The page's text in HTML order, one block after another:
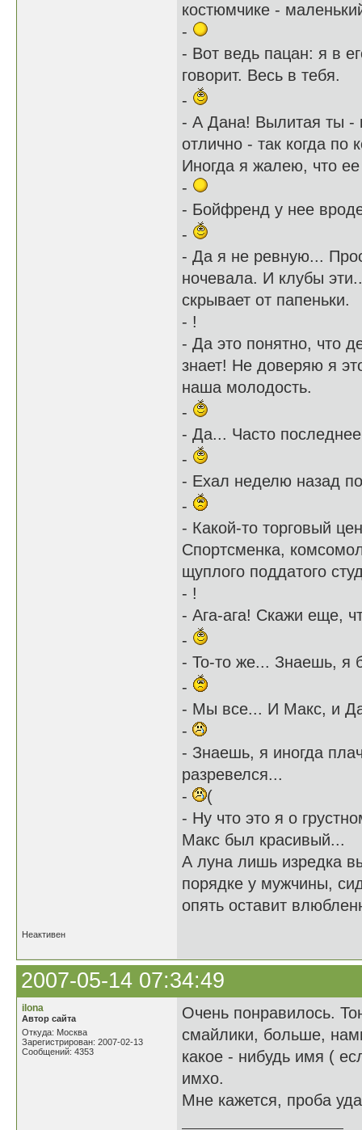
костюмчике -
-
- Вот ведь пацан: я в
говорит. Весь в тебя.
-
- А Дана! Вылитая ты -
отлично - так когда
Иногда я жалею, что
-
- Бойфренд у нее
-
- Да я не ревную...
ночевала. И клубы
скрывает от папеньки.
- !
- Да это понятно, что
знает! Не доверяю я
наша молодость.
-
- Да... Часто
-
- Ехал неделю назад
-
- Какой-то торговый
Спортсменка,
щуплого поддатого
- !
- Ага-ага! Скажи еще,
-
- То-то же... Знаешь, я
-
- Мы все... И Макс, и
-
- Знаешь, я иногда
разревелся...
-
(
- Ну что это я о
Макс был красивый...
А луна лишь изредка
порядке у мужчины,
опять оставит
Неактивен
2007-05-14 07:34:49
ilona
Автор сайта
Откуда: Москва
Зарегистрирован: 2007-02-13
Сообщений: 4353
Очень понравилось.
смайлики, больше,
какое - нибудь имя (
имхо.
Мне кажется, проба